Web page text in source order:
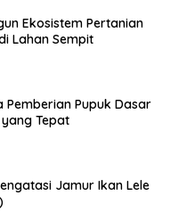
Ekosistem Pertanian
Lahan Sempit
Pemberian Pupuk Dasar
Tepat
Jamur Ikan Lele